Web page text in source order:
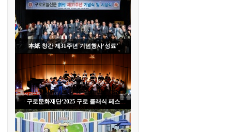
산책길’조성
本紙 창간 제31주년 기념행사‘성료’
구로문화재단‘2025 구로 클래식 페스
타’개막식 성료